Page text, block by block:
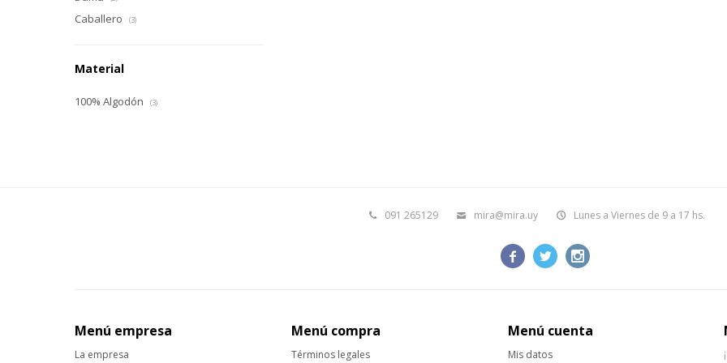
Caballero (3)
Material
100% Algodón (3)
091 265129 mira@mira.uy Lunes a Viernes de 9 a 17 hs.
  
Menú empresa
La empresa
Menú compra
Términos legales
Menú cuenta
Mis datos